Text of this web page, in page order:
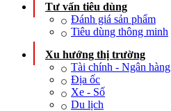
Tư vấn tiêu dùng
Đánh giá sản phẩm
Tiêu dùng thông minh
Xu hướng thị trường
Tài chính - Ngân hàng
Địa ốc
Xe - Số
Du lịch